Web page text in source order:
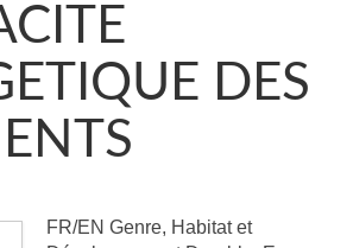
DES
FR/EN Genre, Habitat et